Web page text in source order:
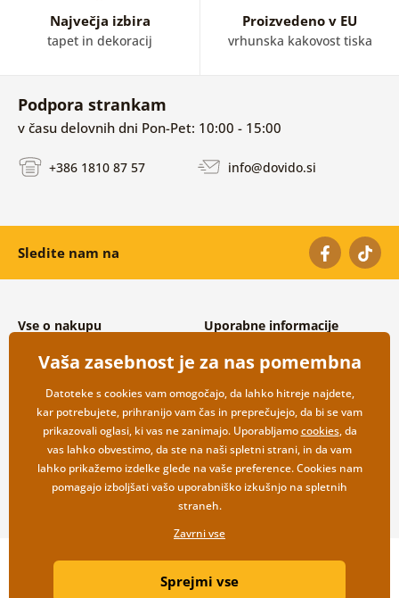
Največja izbira
tapet in dekoracij
Proizvedeno v EU
vrhunska kakovost tiska
Podpora strankam
v času delovnih dni Pon-Pet: 10:00 - 15:00
+386 1810 87 57 info@dovido.si
Sledite nam na
Vse o nakupu
Splošni in reklamacijski pogoji
Varovanje osebnih podatkov
Možnosti dostave in plačila
Vračilo blaga
Uporabne informacije
Pogosto zastavljena vprašanja
Kontakti
Veleprodaja
Copyright ©2019 © Dovido.si.
Litvanyi.sk| Spletno trgovino je ustvaril
Vaša zasebnost je za nas pomembna
Datoteke s cookies vam omogočajo, da lahko hitreje najdete,
kar potrebujete, prihranijo vam čas in preprečujejo, da bi se vam
prikazovali oglasi, ki vas ne zanimajo. Uporabljamocookies, da
vas lahko obvestimo, da ste na naši spletni strani, in da vam
lahko prikažemo izdelke glede na vaše preference. Cookies nam
pomagajo izboljšati vašo uporabniško izkušnjo na spletnih
straneh.
Zavrni vse
Sprejmi vse